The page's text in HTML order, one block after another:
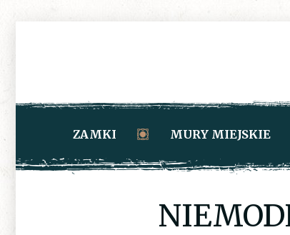
ZAMKI MURY MIEJSKIE